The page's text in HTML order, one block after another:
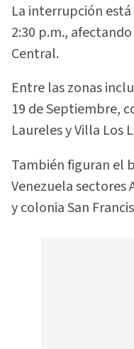
La interrupción
2:30 p.m.,
Central.
Entre las zonas
19 de Septiembre,
Laureles y Villa Los
También figuran el
Venezuela sectores
y colonia San